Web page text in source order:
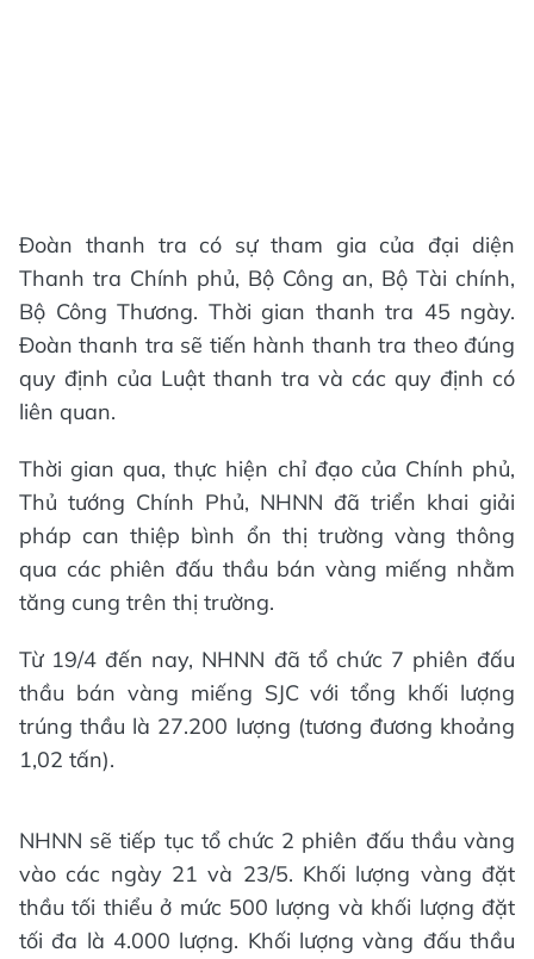
Đoàn thanh tra có sự tham gia của đại diện
Thanh tra Chính phủ, Bộ Công an, Bộ Tài chính,
Bộ Công Thương. Thời gian thanh tra 45 ngày.
Đoàn thanh tra sẽ tiến hành thanh tra theo đúng
quy định của Luật thanh tra và các quy định có
liên quan.
Thời gian qua, thực hiện chỉ đạo của Chính phủ,
Thủ tướng Chính Phủ, NHNN đã triển khai giải
pháp can thiệp bình ổn thị trường vàng thông
qua các phiên đấu thầu bán vàng miếng nhằm
tăng cung trên thị trường.
Từ 19/4 đến nay, NHNN đã tổ chức 7 phiên đấu
thầu bán vàng miếng SJC với tổng khối lượng
trúng thầu là 27.200 lượng (tương đương khoảng
1,02 tấn).
NHNN sẽ tiếp tục tổ chức 2 phiên đấu thầu vàng
vào các ngày 21 và 23/5. Khối lượng vàng đặt
thầu tối thiểu ở mức 500 lượng và khối lượng đặt
tối đa là 4.000 lượng. Khối lượng vàng đấu thầu